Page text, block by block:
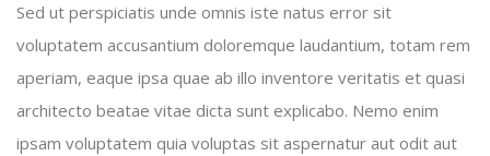
Sed ut perspiciatis unde omnis iste natus error sit
voluptatem accusantium doloremque laudantium, totam rem
aperiam, eaque ipsa quae ab illo inventore veritatis et quasi
architecto beatae vitae dicta sunt explicabo. Nemo enim
ipsam voluptatem quia voluptas sit aspernatur aut odit aut